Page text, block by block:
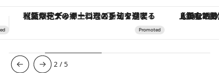
【銀座で出合う最旬美容】美髪ケアや上質な眠り…セルフケアのアップデートから、特別な名入れギフトまで。大人のための「ReFa GINZA」クルーズ
3 / 5